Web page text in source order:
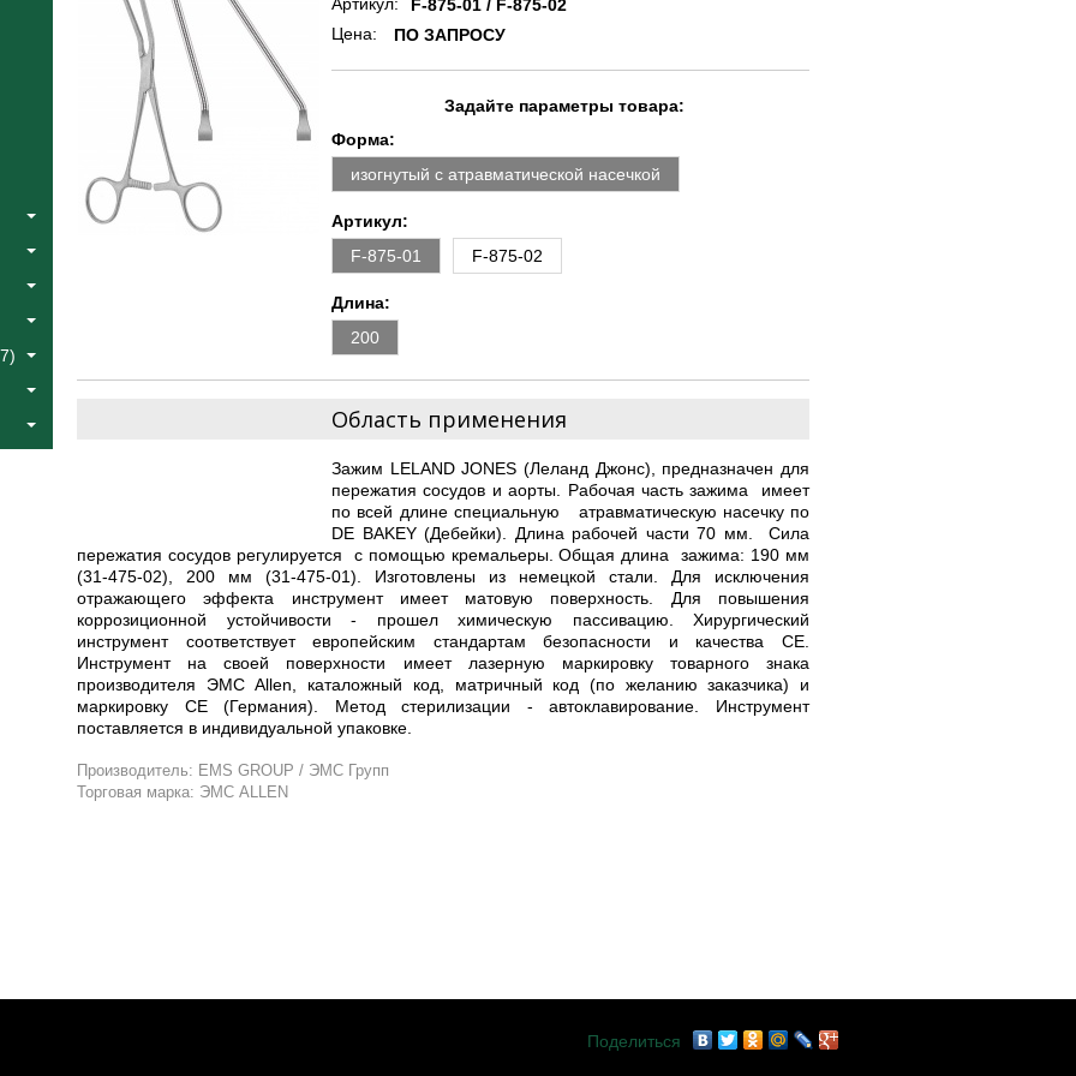
Артикул:
F-875-01 / F-875-02
Цена:
ПО ЗАПРОСУ
Задайте параметры товара:
Форма:
изогнутый с атравматической насечкой
Артикул:
F-875-01
F-875-02
Длина:
200
Область применения
Зажим LELAND JONES (Леланд Джонс), предназначен для
пережатия сосудов и аорты. Рабочая часть зажима имеет
по всей длине специальную атравматическую насечку по
DE BAKEY (Дебейки). Длина рабочей части 70 мм. Сила
пережатия сосудов регулируется с помощью кремальеры. Общая длина зажима: 190 мм
(31-475-02), 200 мм (31-475-01). Изготовлены из немецкой стали. Для исключения
отражающего эффекта инструмент имеет матовую поверхность. Для повышения
коррозиционной устойчивости - прошел химическую пассивацию. Хирургический
инструмент соответствует европейским стандартам безопасности и качества СЕ.
Инструмент на своей поверхности имеет лазерную маркировку товарного знака
производителя ЭМС Allen, каталожный код, матричный код (по желанию заказчика) и
маркировку СЕ (Германия). Метод стерилизации - автоклавирование. Инструмент
поставляется в индивидуальной упаковке.
Производитель: EMS GROUP / ЭМС Групп
Торговая марка: ЭМС ALLEN
Поделиться